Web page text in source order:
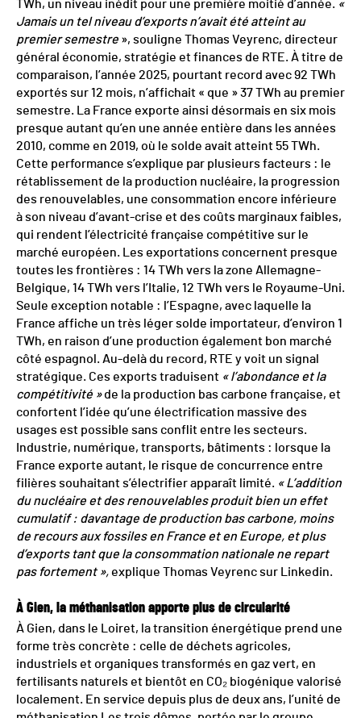
TWh, un niveau inédit pour une première moitié d’année. «
Jamais un tel niveau d’exports n’avait été atteint au
premier semestre », souligne Thomas Veyrenc, directeur
général économie, stratégie et finances de RTE. À titre de
comparaison, l’année 2025, pourtant record avec 92 TWh
exportés sur 12 mois, n’affichait « que »37 TWh au premier
semestre. La France exporte ainsi désormais en six mois
presque autant qu’en une année entière dans les années
2010, comme en 2019, où le solde avait atteint 55 TWh.
Cette performance s’explique par plusieurs facteurs : le
rétablissement de la production nucléaire, la progression
des renouvelables, une consommation encore inférieure
à son niveau d’avant-crise et des coûts marginaux faibles,
qui rendent l’électricité française compétitive sur le
marché européen. Les exportations concernent presque
toutes les frontières : 14 TWh vers la zone Allemagne-
Belgique, 14 TWh vers l’Italie, 12 TWh vers le Royaume-Uni.
Seule exception notable : l’Espagne, avec laquelle la
France affiche un très léger solde importateur, d’environ 1
TWh, en raison d’une production également bon marché
côté espagnol. Au-delà du record, RTE y voit un signal
stratégique. Ces exports traduisent « l’abondance et la
compétitivité »de la production bas carbone française, et
confortent l’idée qu’une électrification massive des
usages est possible sans conflit entre les secteurs.
Industrie, numérique, transports, bâtiments : lorsque la
France exporte autant, le risque de concurrence entre
filières souhaitant s’électrifier apparaît limité. « L’addition
du nucléaire et des renouvelables produit bien un effet
cumulatif : davantage de production bas carbone, moins
de recours aux fossiles en France et en Europe, et plus
d’exports tant que la consommation nationale ne repart
pas fortement », explique Thomas Veyrenc sur Linkedin.
À Gien, la méthanisation apporte plus de circularité
À Gien, dans le Loiret, la transition énergétique prend une
forme très concrète : celle de déchets agricoles,
industriels et organiques transformés en gaz vert, en
fertilisants naturels et bientôt en CO₂ biogénique valorisé
localement. En service depuis plus de deux ans, l’unité de